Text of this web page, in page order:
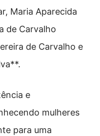
Maria Aparecida
de Carvalho
de Carvalho e
e
mulheres
para uma